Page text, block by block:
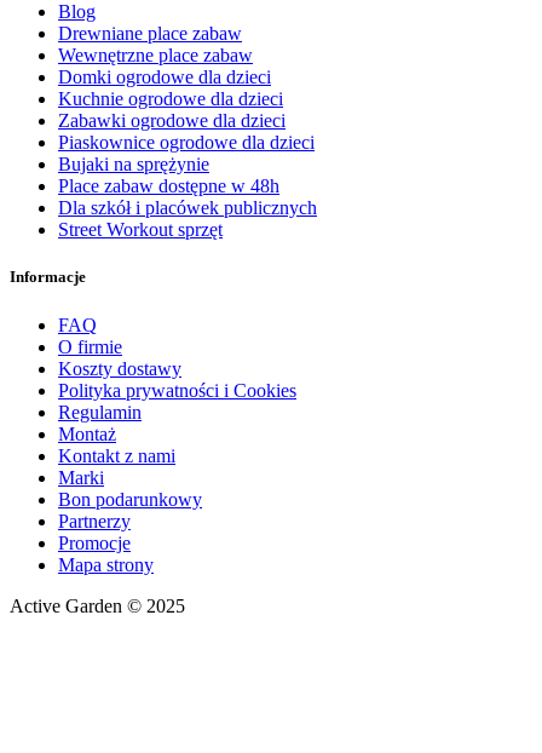
Blog
Drewniane place zabaw
Wewnętrzne place zabaw
Domki ogrodowe dla dzieci
Kuchnie ogrodowe dla dzieci
Zabawki ogrodowe dla dzieci
Piaskownice ogrodowe dla dzieci
Bujaki na sprężynie
Place zabaw dostępne w 48h
Dla szkół i placówek publicznych
Street Workout sprzęt
Informacje
FAQ
O firmie
Koszty dostawy
Polityka prywatności i Cookies
Regulamin
Montaż
Kontakt z nami
Marki
Bon podarunkowy
Partnerzy
Promocje
Mapa strony
Active Garden © 2025